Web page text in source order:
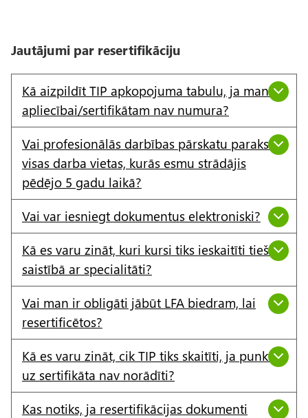
Jautājumi par resertifikāciju
Kā aizpildīt TIP apkopojuma tabulu, ja manai
apliecībai/sertifikātam nav numura?
Vai profesionālās darbības pārskatu paraksta
visas darba vietas, kurās esmu strādājis
pēdējo 5 gadu laikā?
Vai var iesniegt dokumentus elektroniski?
Kā es varu zināt, kuri kursi tiks ieskaitīti tiešā
saistībā ar specialitāti?
Vai man ir obligāti jābūt LFA biedram, lai
resertificētos?
Kā es varu zināt, cik TIP tiks skaitīti, ja punkti
uz sertifikāta nav norādīti?
Kas notiks, ja resertifikācijas dokumenti